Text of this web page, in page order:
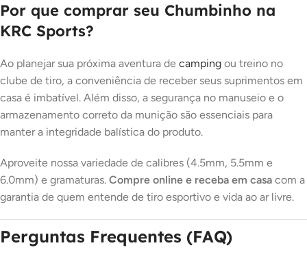
Por que comprar seu Chumbinho na
KRC Sports?
Ao planejar sua próxima aventura de camping ou treino no
clube de tiro, a conveniência de receber seus suprimentos em
casa é imbatível. Além disso, a segurança no manuseio e o
armazenamento correto da munição são essenciais para
manter a integridade balística do produto.
Aproveite nossa variedade de calibres (4.5mm, 5.5mm e
6.0mm) e gramaturas. Compre online e receba em casa com a
garantia de quem entende de tiro esportivo e vida ao ar livre.
Perguntas Frequentes (FAQ)